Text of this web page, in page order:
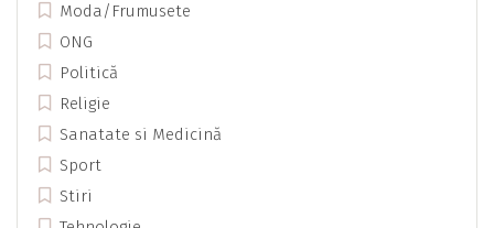
Moda/Frumusete
ONG
Politică
Religie
Sanatate si Medicină
Sport
Stiri